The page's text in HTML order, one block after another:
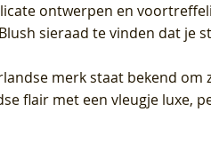
ontwerpen en
sieraad te vinden dat je
merk staat bekend
flair met een vleugje luxe,